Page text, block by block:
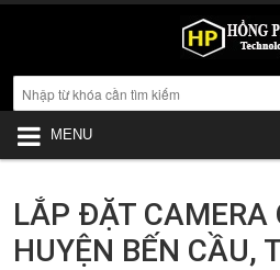
MENU
LẮP ĐẶT CAMERA
HUYỆN BẾN CẦU,